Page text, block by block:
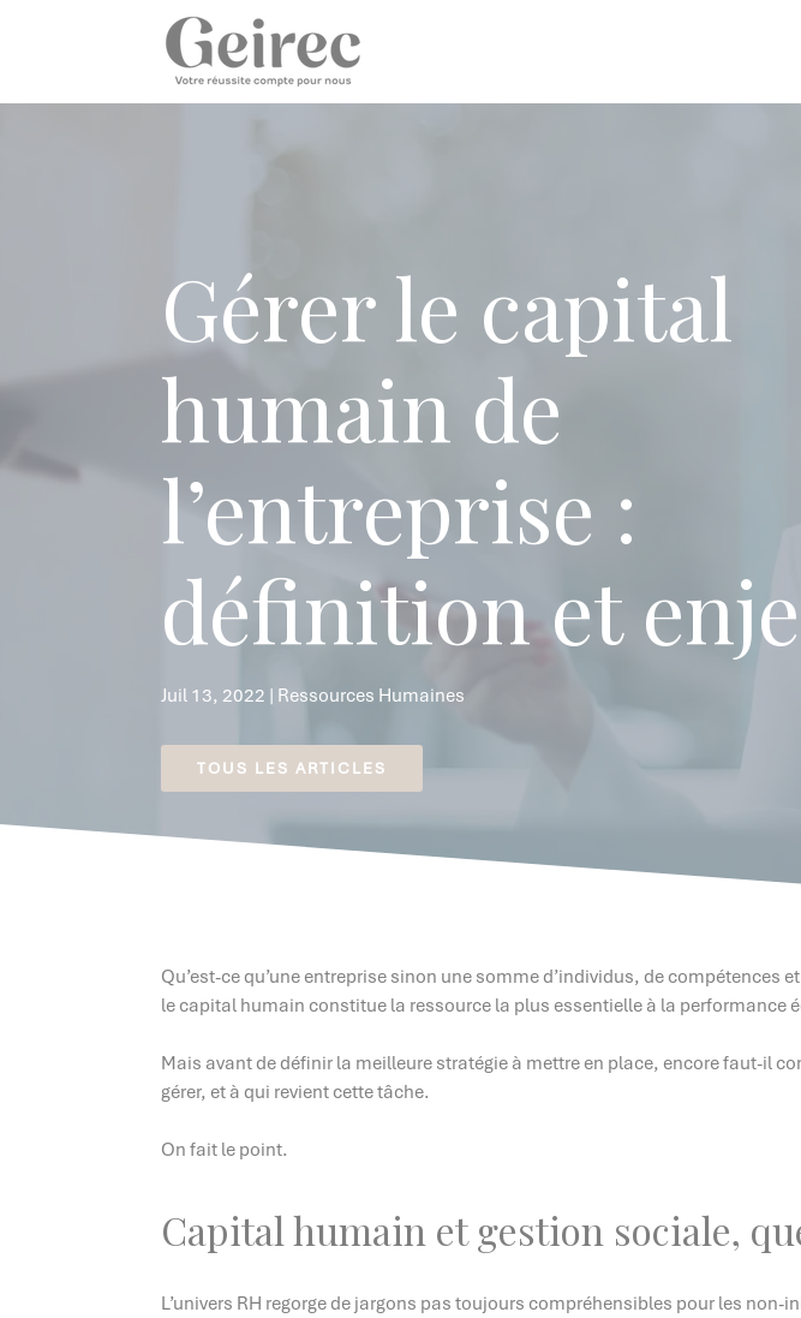
Gérer le capital
humain de
l’entreprise :
définition et
Juil 13, 2022 | Ressources Humaines
TOUS LES ARTICLES
Qu’est-ce qu’une entreprise sinon une somme d’individus, de
le capital humain constitue la ressource la plus essentielle à la performance
Mais avant de définir la meilleure stratégie à mettre en place, encore faut-il
gérer, et à qui revient cette tâche.
On fait le point.
Capital humain et gestion sociale,
L’univers RH regorge de jargons pas toujours compréhensibles pour les
Panneau de gestion des cookies